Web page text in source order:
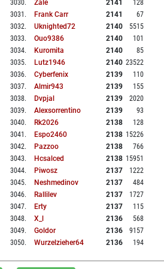
3030. Zale 2141
128
3031 . Frank Carr 2141
67
3032. Uknighted72 2140
5515
3033. Ouo9386 2140
101
3034. Kuromita 2140
85
3035. Lutz1946 2140 23522
3036. Cyberfenix 2139
110
3037. Almir943 2139
155
3038. Dvpjal 2139
2020
3039. Alexsorrentino 2139
93
3040. Rk2026 2138
128
3041 . Espo2460 2138 15226
3042. Pazzoo 2138
766
3043. Hcsalced 2138 15951
3044. Piwosz 2137
1222
3045. Neshmedinov 2137
484
3046. Rallilev 2137
1727
3047. Erty 2137
115
3048. X_l 2136
568
3049. Goldor 2136
9157
3050. Wurzelzieher64 2136 194